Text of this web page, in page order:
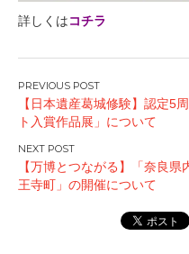
詳しくはコチラ
投
稿
ナ
ビ
ゲ
【日本遺産葛城修験】認定5
ト入賞作品展」について
【万博とつながる】「奈良
王寺町」の開催について